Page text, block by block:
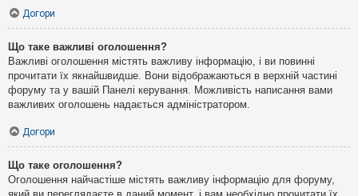
Догори
Що таке важливі оголошення?
Важливі оголошення містять важливу інформацію, і ви повинні
прочитати їх якнайшвидше. Вони відображаються в верхній частині
форуму та у вашій Панелі керування. Можливість написання вами
важливих оголошень надається адміністратором.
Догори
Що таке оголошення?
Оголошення найчастіше містять важливу інформацію для форуму,